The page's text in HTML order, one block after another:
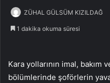
ZÜHAL GÜLSÜM KIZILDAĞ
1 dakika okuma süresi
Kara yollarının imal, bakım
bölümlerinde şoförlerin